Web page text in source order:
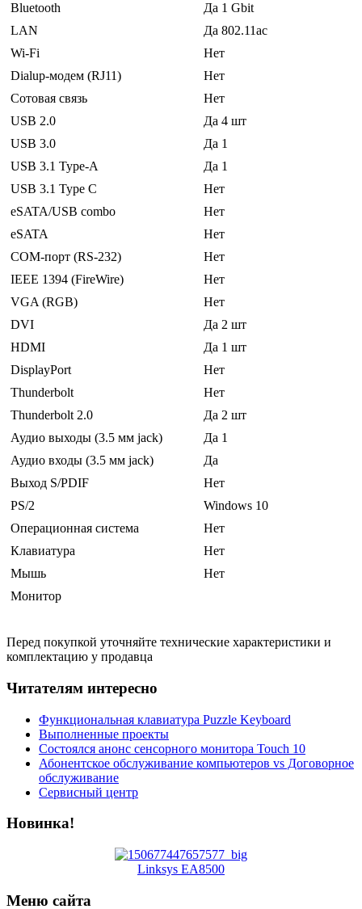
Bluetooth
Да 1 Gbit
LAN
Да 802.11ac
Wi-Fi
Нет
Dialup-модем (RJ11)
Нет
Сотовая связь
Нет
USB 2.0
Да 4 шт
USB 3.0
Да 1
USB 3.1 Type-A
Да 1
USB 3.1 Type C
Нет
eSATA/USB combo
Нет
eSATA
Нет
COM-порт (RS-232)
Нет
IEEE 1394 (FireWire)
Нет
VGA (RGB)
Нет
DVI
Да 2 шт
HDMI
Да 1 шт
DisplayPort
Нет
Thunderbolt
Нет
Thunderbolt 2.0
Да 2 шт
Аудио выходы (3.5 мм jack)
Да 1
Аудио входы (3.5 мм jack)
Да
Выход S/PDIF
Нет
PS/2
Windows 10
Операционная система
Нет
Клавиатура
Нет
Мышь
Нет
Монитор
Перед покупкой уточняйте технические характеристики и
комплектацию у продавца
Читателям интересно
Функциональная клавиатура Puzzle Keyboard
Выполненные проекты
Состоялся анонс сенсорного монитора Touch 10
Абонентское обслуживание компьютеров vs Договорное
обслуживание
Сервисный центр
Новинка!
Linksys EA8500
Меню сайта